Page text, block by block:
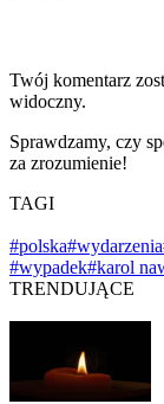
Twój komentarz
widoczny.
Sprawdzamy, czy
za zrozumienie!
TAGI
#polska#wydarzenia
#wypadek#karol
TRENDUJĄCE